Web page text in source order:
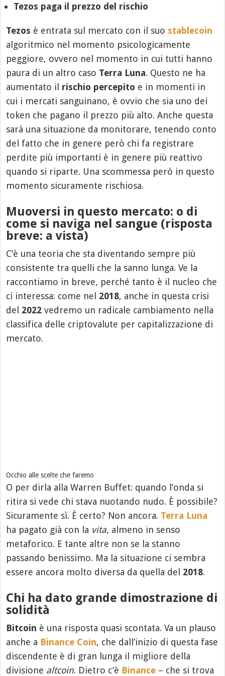
Tezos paga il prezzo del rischio
Tezos è entrata sul mercato con il suo stablecoin
algoritmico nel momento psicologicamente
peggiore, ovvero nel momento in cui tutti hanno
paura di un altro caso Terra Luna. Questo ne ha
aumentato il rischio percepito e in momenti in
cui i mercati sanguinano, è ovvio che sia uno dei
token che pagano il prezzo più alto. Anche questa
sarà una situazione da monitorare, tenendo conto
del fatto che in genere però chi fa registrare
perdite più importanti è in genere più reattivo
quando si riparte. Una scommessa però in questo
momento sicuramente rischiosa.
Muoversi in questo mercato: o di
come si naviga nel sangue (risposta
breve: a vista)
C’è una teoria che sta diventando sempre più
consistente tra quelli che la sanno lunga. Ve la
raccontiamo in breve, perché tanto è il nucleo che
ci interessa: come nel 2018, anche in questa crisi
del 2022 vedremo un radicale cambiamento nella
classifica delle criptovalute per capitalizzazione di
mercato.
Occhio alle scelte che faremo
O per dirla alla Warren Buffet: quando l’onda si
ritira si vede chi stava nuotando nudo. È possibile?
Sicuramente sì. È certo? Non ancora. Terra Luna
ha pagato già con la vita, almeno in senso
metaforico. E tante altre non se la stanno
passando benissimo. Ma la situazione ci sembra
essere ancora molto diversa da quella del 2018.
Chi ha dato grande dimostrazione di
solidità
Bitcoin è una risposta quasi scontata. Va un plauso
anche a Binance Coin, che dall’inizio di questa fase
discendente è di gran lunga il migliore della
divisione altcoin. Dietro c’è Binance – che si trova